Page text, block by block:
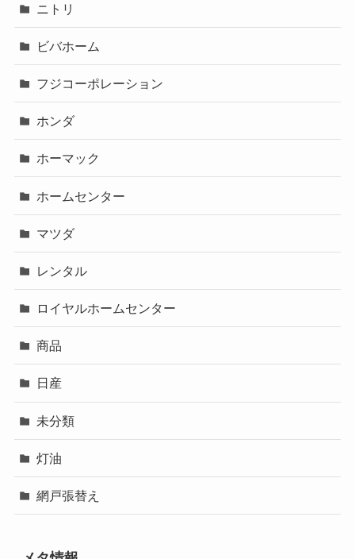
ニトリ
ビバホーム
フジコーポレーション
ホンダ
ホーマック
ホームセンター
マツダ
レンタル
ロイヤルホームセンター
商品
日産
未分類
灯油
網戸張替え